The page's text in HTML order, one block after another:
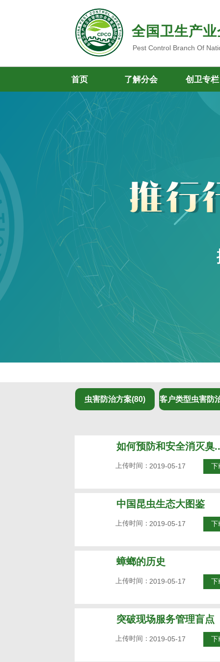
全国卫生产
Pest Control Branch Of
首页 了解分会 创卫专栏
虫害防治方案(80) 客户类型虫害防
如何预防和安全消灭臭
2019-05-17
上传时间： 下
中国昆虫生态大图鉴
2019-05-17
上传时间： 下
蟑螂的历史
2019-05-17
上传时间： 下
突破现场服务管理盲点
2019-05-17
上传时间： 下